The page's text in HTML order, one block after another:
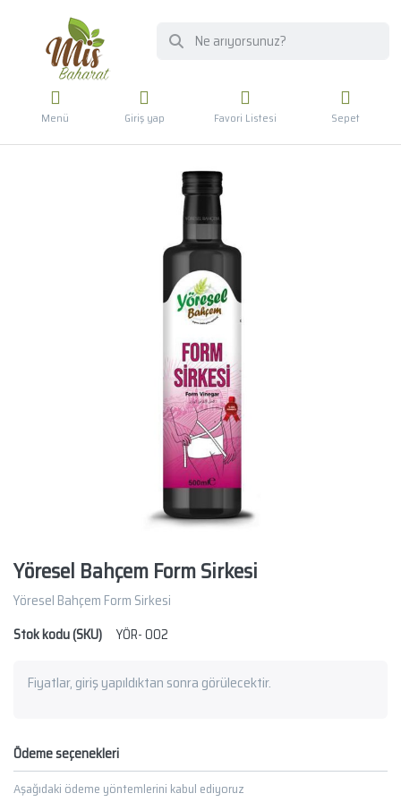
Menü Giriş yap Favori Listesi Sepet
Yöresel Bahçem Form Sirkesi
Yöresel Bahçem Form Sirkesi
Stok kodu (SKU)
YÖR- 002
Fiyatlar, giriş yapıldıktan sonra görülecektir.
Ödeme seçenekleri
Aşağıdaki ödeme yöntemlerini kabul ediyoruz